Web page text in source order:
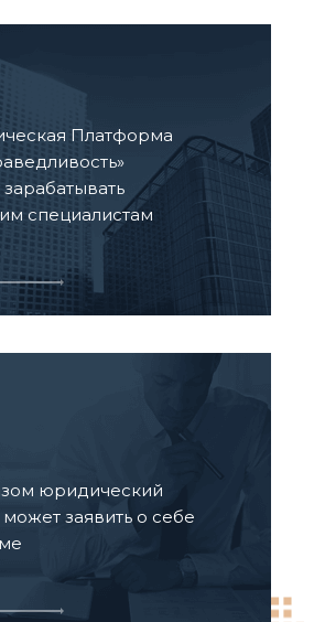
Платформа
специалистам
юридический
заявить о себе